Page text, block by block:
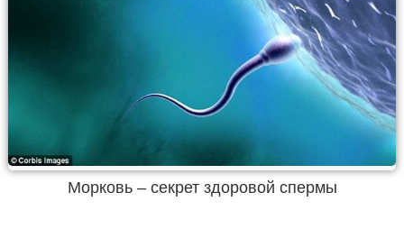
Морковь – секрет здоровой спермы